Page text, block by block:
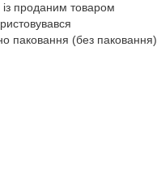
проданим товаром
паковання (без паковання)